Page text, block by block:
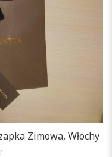
Zimowa, Włochy